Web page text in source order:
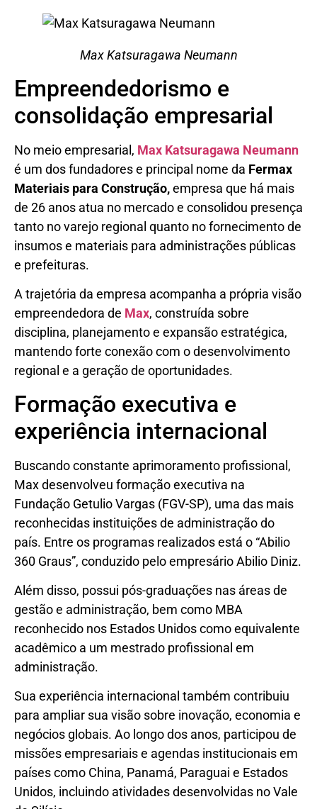
Max Katsuragawa Neumann
Empreendedorismo e
consolidação empresarial
No meio empresarial, Max Katsuragawa Neumann
é um dos fundadores e principal nome da Fermax
Materiais para Construção,empresa que há mais
de 26 anos atua no mercado e consolidou presença
tanto no varejo regional quanto no fornecimento de
insumos e materiais para administrações públicas
e prefeituras.
A trajetória da empresa acompanha a própria visão
empreendedora de Max, construída sobre
disciplina, planejamento e expansão estratégica,
mantendo forte conexão com o desenvolvimento
regional e a geração de oportunidades.
Formação executiva e
experiência internacional
Buscando constante aprimoramento profissional,
Max desenvolveu formação executiva na
Fundação Getulio Vargas (FGV-SP), uma das mais
reconhecidas instituições de administração do
país. Entre os programas realizados está o “Abilio
360 Graus”, conduzido pelo empresário Abilio Diniz.
Além disso, possui pós-graduações nas áreas de
gestão e administração, bem como MBA
reconhecido nos Estados Unidos como equivalente
acadêmico a um mestrado profissional em
administração.
Sua experiência internacional também contribuiu
para ampliar sua visão sobre inovação, economia e
negócios globais. Ao longo dos anos, participou de
missões empresariais e agendas institucionais em
países como China, Panamá, Paraguai e Estados
Unidos, incluindo atividades desenvolvidas no Vale